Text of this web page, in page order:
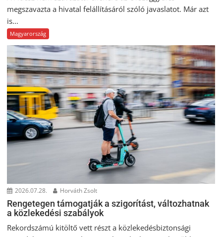
megszavazta a hivatal felállításáról szóló javaslatot. Már azt
is...
Magyarország
2026.07.28. Horváth Zsolt
Rengetegen támogatják a szigorítást, változhatnak
a közlekedési szabályok
Rekordszámú kitöltő vett részt a közlekedésbiztonsági